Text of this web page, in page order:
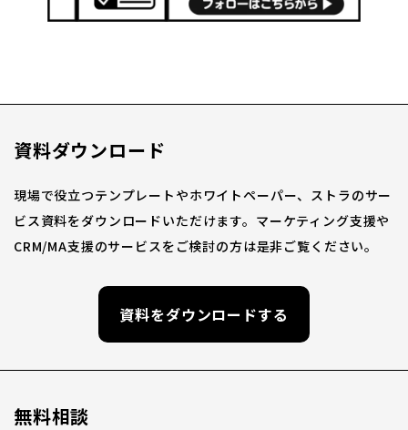
資料ダウンロード
現場で役立つテンプレートやホワイトペーパー、ストラのサー
ビス資料をダウンロードいただけます。マーケティング支援や
CRM/MA支援のサービスをご検討の方は是非ご覧ください。
資料をダウンロードする
無料相談